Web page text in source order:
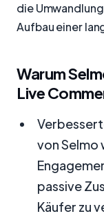
die
Aufbau einer
Warum
Live
von Selmo
passive
Käufer zu